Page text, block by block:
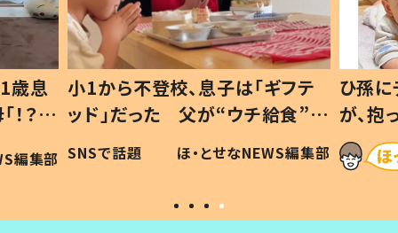
、息子は「ギフテ
父が“ウチ給食”を
由とは #令和の親
ほ・とせなNEWS編集部
ひ孫にデレデレな80歳じ
が、抱っこすると…ひ孫の
「涙が出ました」「可愛く
い」
ほ・とせな